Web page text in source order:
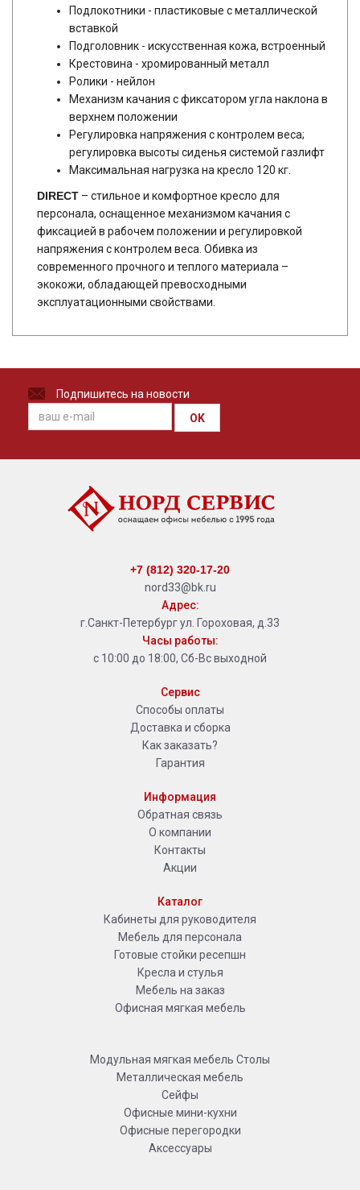
Подлокотники - пластиковые с металлической
вставкой
Подголовник - искусственная кожа, встроенный
Крестовина - хромированный металл
Ролики - нейлон
Механизм качания с фиксатором угла наклона в
верхнем положении
Регулировка напряжения с контролем веса;
регулировка высоты сиденья системой газлифт
Максимальная нагрузка на кресло 120 кг.
DIRECT – стильное и комфортное кресло для
персонала, оснащенное механизмом качания с
фиксацией в рабочем положении и регулировкой
напряжения с контролем веса. Обивка из
современного прочного и теплого материала –
экокожи, обладающей превосходными
эксплуатационными свойствами.
Подпишитесь на новости
OK
+7 (812) 320-17-20
nord33@bk.ru
Адрес:
г.Санкт-Петербург ул. Гороховая, д.33
Часы работы:
с 10:00 до 18:00, Сб-Вс выходной
Сервис
Способы оплаты
Доставка и сборка
Как заказать?
Гарантия
Информация
Обратная связь
О компании
Контакты
Акции
Каталог
Кабинеты для руководителя
Мебель для персонала
Готовые стойки ресепшн
Кресла и стулья
Мебель на заказ
Офисная мягкая мебель
Модульная мягкая мебель Столы
Металлическая мебель
Сейфы
Офисные мини-кухни
Офисные перегородки
Аксессуары